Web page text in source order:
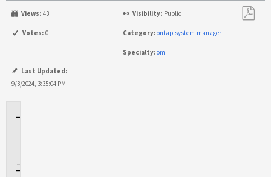
Views: 43 Visibility: Public
Votes: 0 Category:ontap-system-manager
Specialty:om
Last Updated:
9/3/2024, 3:35:04 PM